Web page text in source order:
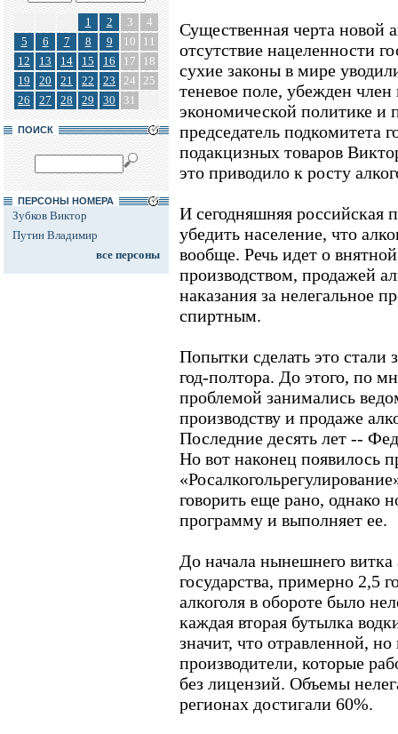
1 2 3
4
5
6 7 8 9 10
11
12
13 14 15 16 17
18
19
20 21 22 23 24 25
26
27 28 29 30 31
ПОИСК
ПЕРСОНЫ НОМЕРА
Зубков Виктор
Путин Владимир
все персоны
Существенная черта новой
отсутствие нацеленности
сухие законы в мире
теневое поле, убежден
экономической политике и
председатель подкомитета
подакцизных товаров
это приводило к росту
И сегодняшняя российская
убедить население, что
вообще. Речь идет о
производством, продажей
наказания за нелегальное
спиртным.
Попытки сделать это
год-полтора. До этого, по
проблемой занимались
производству и продаже
Последние десять лет --
Но вот наконец появилось
говорить еще рано, однако
программу и выполняет ее.
До начала нынешнего
государства, примерно 2,5
алкоголя в обороте было
каждая вторая бутылка
значит, что отравленной,
производители, которые
без лицензий. Объемы
регионах достигали 60%.